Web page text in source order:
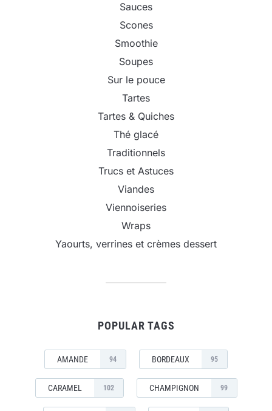
Sauces
Scones
Smoothie
Soupes
Sur le pouce
Tartes
Tartes & Quiches
Thé glacé
Traditionnels
Trucs et Astuces
Viandes
Viennoiseries
Wraps
Yaourts, verrines et crèmes dessert
POPULAR TAGS
AMANDE 94 BORDEAUX 95
CARAMEL 102 CHAMPIGNON 99